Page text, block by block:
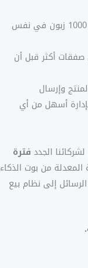
القدرة على الرد على 1000 زبون في نفس
صفقات أكثر قبل أن
وإرسال
أسهل من أي
الجدد فترة
من بوت الذكاء
إلى نظام بيع